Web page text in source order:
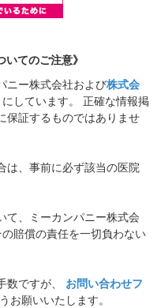
いてのご注意》
ニー株式会社および株式会
しています。 正確な情報掲
保証するものではありませ
は、事前に必ず該当の医院
て、ミーカンパニー株式会
の賠償の責任を一切負わない
数ですが、 お問い合わせフ
お願いいたします。